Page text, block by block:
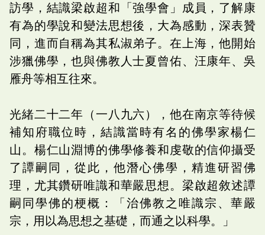
訪學，結識梁啟超和「強學會」成員，了解康
有為的學說和變法思想後，大為感動，深表贊
同，進而自稱為其私淑弟子。在上海，他開始
涉獵佛學，也與佛教人士夏曾佑、汪康年、吳
雁舟等相互往來。
光緒二十二年（一八九六），他在南京等待候
補知府職位時，結識當時有名的佛學家楊仁
山。楊仁山淵博的佛學修養和虔敬的信仰攝受
了譚嗣同，從此，他潛心佛學，精進研習佛
理，尤其鑽研唯識和華嚴思想。梁啟超敘述譚
嗣同學佛的梗概：「治佛教之唯識宗、華嚴
宗，用以為思想之基礎，而通之以科學。」